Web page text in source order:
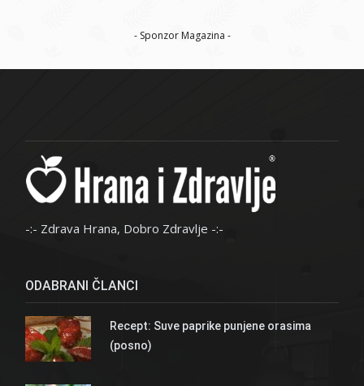
- Sponzor Magazina -
-:- Zdrava Hrana, Dobro Zdravlje -:-
ODABRANI ČLANCI
Recept: Suve paprike punjene orasima
(posno)